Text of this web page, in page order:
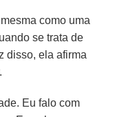
como uma
se trata de
disso, ela afirma
Eu falo com